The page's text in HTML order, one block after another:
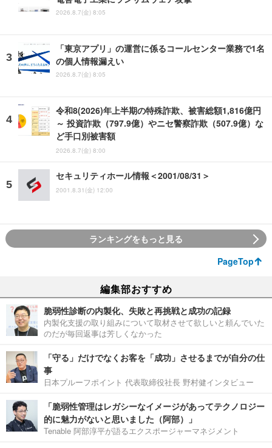
2026.8.7(金) 8:05
「東京アプリ」の運営に係るコールセンター業務で1名
の個人情報漏えい
2026.8.7(金) 8:05
令和8(2026)年上半期の特殊詐欺、被害総額1,816億円
～ 投資詐欺（797.9億）やニセ警察詐欺（507.9億）な
ど手口別被害額
2026.8.7(金) 8:00
セキュリティホール情報＜2001/08/31＞
2001.8.31(金) 12:00
ランキングをもっと見る
PageTop
編集部おすすめ
脆弱性診断の内製化、失敗と再挑戦と成功の記録
内製化支援の取り組みについて取材させて欲しいと頼んでいた
のだが毎回返事は芳しくなかった
「守る」だけでなくお客を「成功」させるまでが自分の仕
事
日本プルーフポイント 代表取締役社長 野村健インタビュー
「脆弱性管理はレガシーなイメージがあってテクノロジー
的に魅力がないと思いました（阿部）」
Tenable 阿部淳平が語るエクスポージャーマネジメント